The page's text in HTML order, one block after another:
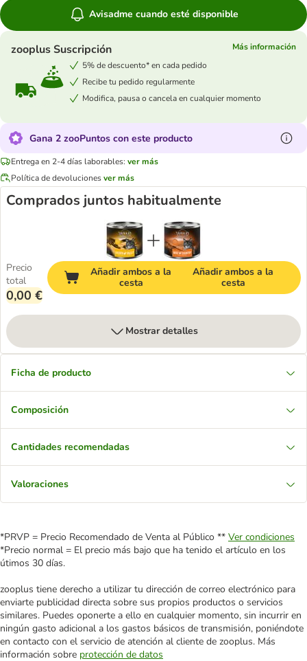
Avisadme cuando esté disponible
zooplus Suscripción
Más información
5% de descuento* en cada pedido
Recibe tu pedido regularmente
Modifica, pausa o cancela en cualquier momento
Gana 2 zooPuntos con este producto
Entrega en 2-4 días laborables: ver más
Política de devolucionesver más
Comprados juntos habitualmente
Precio
total
0,00 €
Añadir ambos a la
cesta
Añadir ambos a la
cesta
Mostrar detalles
Ficha de producto
Composición
Cantidades recomendadas
Valoraciones
*PRVP = Precio Recomendado de Venta al Público ** Ver condiciones
*Precio normal = El precio más bajo que ha tenido el artículo en los
útimos 30 días.
zooplus tiene derecho a utilizar tu dirección de correo electrónico para
enviarte publicidad directa sobre sus propios productos o servicios
similares. Puedes oponerte a ello en cualquier momento, sin incurrir en
ningún gasto adicional a los gastos básicos de transmisión, poniéndote
en contacto con el servicio de atención al cliente de zooplus. Más
información sobre protección de datos